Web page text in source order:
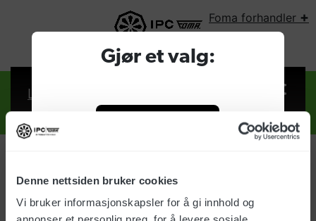
Denne nettsiden bruker cookies
Vi bruker informasjonskapsler for å gi innhold og
Gjør et valg:
Privat
Foma forhandler +
VELG LAND:
Logg inn
Logg inn